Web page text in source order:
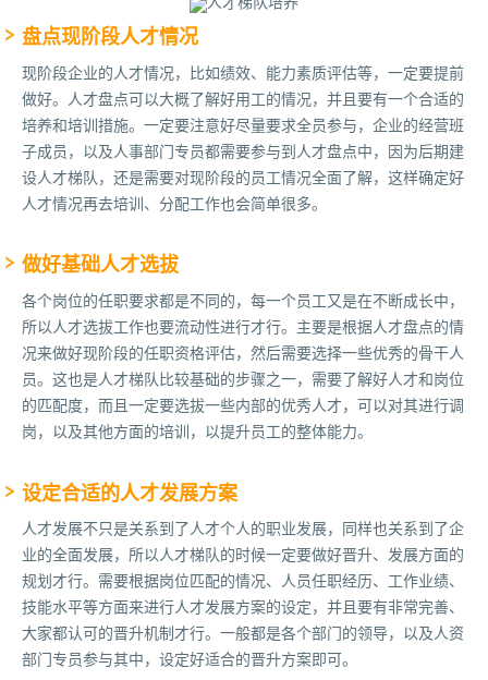
盘点现阶段人才情况
现阶段企业的人才情况，比如绩效、能力素质评估等，一定要提前
做好。人才盘点可以大概了解好用工的情况，并且要有一个合适的
培养和培训措施。一定要注意好尽量要求全员参与，企业的经营班
子成员，以及人事部门专员都需要参与到人才盘点中，因为后期建
设人才梯队，还是需要对现阶段的员工情况全面了解，这样确定好
人才情况再去培训、分配工作也会简单很多。
做好基础人才选拔
各个岗位的任职要求都是不同的，每一个员工又是在不断成长中，
所以人才选拔工作也要流动性进行才行。主要是根据人才盘点的情
况来做好现阶段的任职资格评估，然后需要选择一些优秀的骨干人
员。这也是人才梯队比较基础的步骤之一，需要了解好人才和岗位
的匹配度，而且一定要选拔一些内部的优秀人才，可以对其进行调
岗，以及其他方面的培训，以提升员工的整体能力。
设定合适的人才发展方案
人才发展不只是关系到了人才个人的职业发展，同样也关系到了企
业的全面发展，所以人才梯队的时候一定要做好晋升、发展方面的
规划才行。需要根据岗位匹配的情况、人员任职经历、工作业绩、
技能水平等方面来进行人才发展方案的设定，并且要有非常完善、
大家都认可的晋升机制才行。一般都是各个部门的领导，以及人资
部门专员参与其中，设定好适合的晋升方案即可。